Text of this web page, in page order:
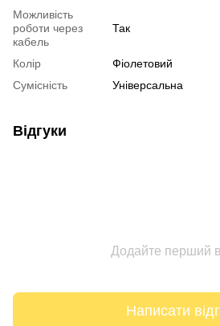
Можливість
роботи через
кабель
Так
Колір
Фіолетовий
Сумісність
Універсальна
Відгуки
Додайте перший
Написати